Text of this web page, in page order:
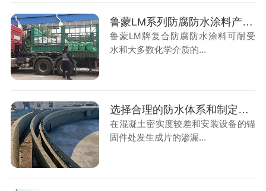
鲁蒙LM系列防腐防水涂料产品的接货检测流程
鲁蒙LM牌复合防腐防水涂料可耐受
水和大多数化学介质的...
选择合理的防水体系和制定相应的施工工艺是混凝土维护的关键
在混凝土密实度较差和安装设备的锚
固件处发生成片的渗漏...